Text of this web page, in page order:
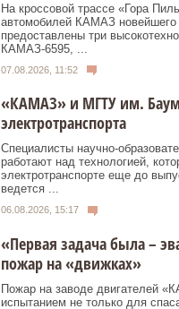
На кроссовой трассе «Гора
автомобилей КАМАЗ
предоставлены три
КАМАЗ-6595, ...
07.08.2026, 11:52
«КАМАЗ» и МГТУ им.
электротранспорта
Специалисты научно-
работают над технологией,
электротранспорте еще до
ведется ...
06.08.2026, 15:17
«Первая задача была –
пожар на «движках»
Пожар на заводе двигателей
испытанием не только для